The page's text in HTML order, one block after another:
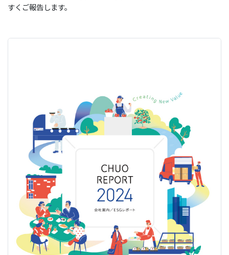
すくご報告します。